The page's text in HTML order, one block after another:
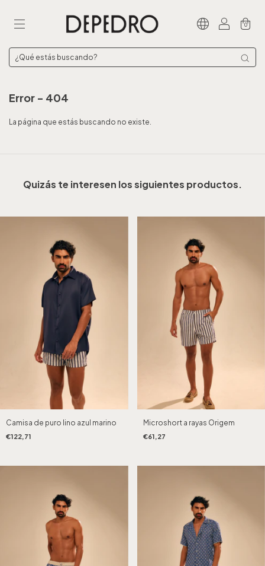
0
Error - 404
La página que estás buscando no existe.
Quizás te interesen los siguientes productos.
Camisa de puro lino azul marino
€122,71
Microshort a rayas Origem
€61,27